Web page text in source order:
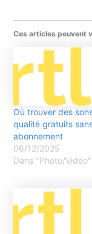
Ces articles peuvent
Où trouver des
qualité gratuits
abonnement
06/12/2025
Dans "Photo/Vidéo"